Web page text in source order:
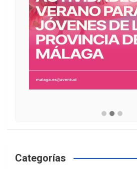
Categorías